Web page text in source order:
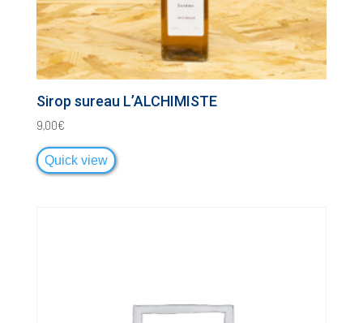
Sirop sureau L’ALCHIMISTE
9,00€
Quick view